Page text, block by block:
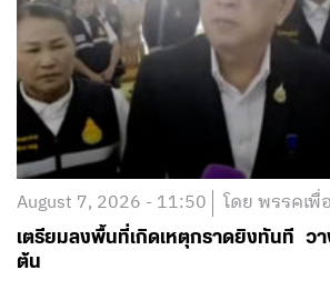
August 7, 2026 - 11:50 โดย พรรคเพื่
เตรียมลงพื้นที่เกิดเหตุกราดยิงทันที วา
ต้น